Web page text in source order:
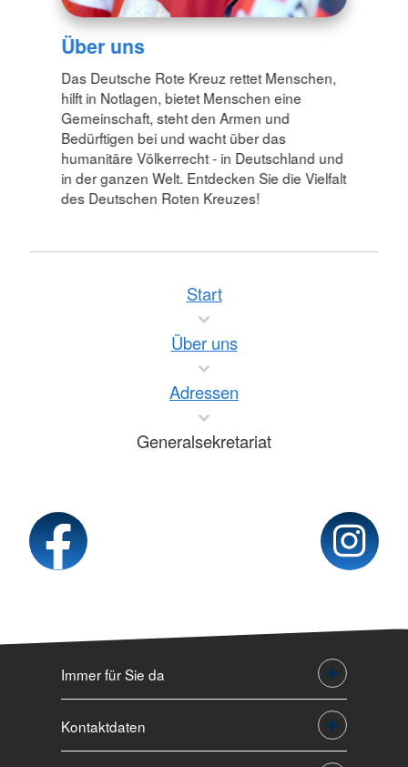
Über uns
Das Deutsche Rote Kreuz rettet Menschen,
hilft in Notlagen, bietet Menschen eine
Gemeinschaft, steht den Armen und
Bedürftigen bei und wacht über das
humanitäre Völkerrecht - in Deutschland und
in der ganzen Welt. Entdecken Sie die Vielfalt
des Deutschen Roten Kreuzes!
Start
Über uns
Adressen
Generalsekretariat
Immer für Sie da
Kontaktdaten